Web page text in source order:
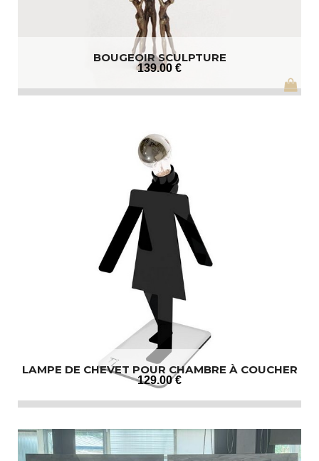
BOUGEOIR SCULPTURE
139.00 €
LAMPE DE CHEVET POUR CHAMBRE À COUCHER
129.00 €